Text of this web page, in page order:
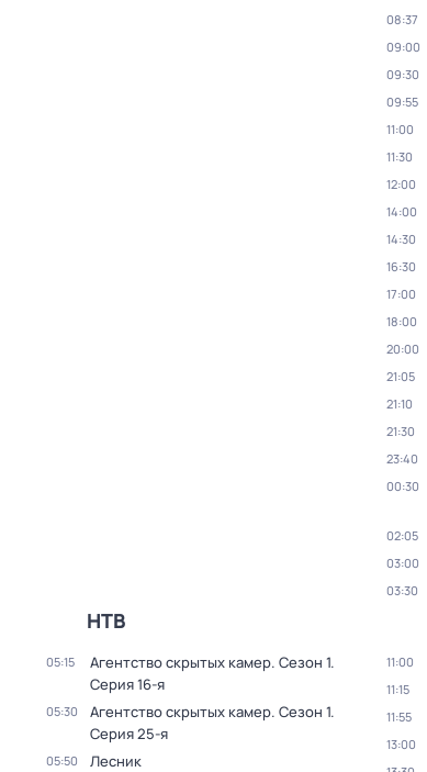
08:37
09:00
09:30
09:55
11:00
11:30
12:00
14:00
14:30
16:30
17:00
18:00
20:00
21:05
21:10
21:30
23:40
00:30
02:05
03:00
03:30
НТВ
05:15 Агентство скрытых камер. Сезон 1.
Серия 16-я
05:30 Агентство скрытых камер. Сезон 1.
Серия 25-я
05:50 Лесник
11:00
11:15
11:55
13:00